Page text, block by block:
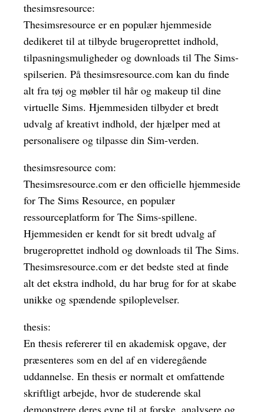
thesimsresource:
Thesimsresource er en populær hjemmeside
dedikeret til at tilbyde brugeroprettet indhold,
tilpasningsmuligheder og downloads til The Sims-
spilserien. På thesimsresource.com kan du finde
alt fra tøj og møbler til hår og makeup til dine
virtuelle Sims. Hjemmesiden tilbyder et bredt
udvalg af kreativt indhold, der hjælper med at
personalisere og tilpasse din Sim-verden.
thesimsresource com:
Thesimsresource.com er den officielle hjemmeside
for The Sims Resource, en populær
ressourceplatform for The Sims-spillene.
Hjemmesiden er kendt for sit bredt udvalg af
brugeroprettet indhold og downloads til The Sims.
Thesimsresource.com er det bedste sted at finde
alt det ekstra indhold, du har brug for for at skabe
unikke og spændende spiloplevelser.
thesis:
En thesis refererer til en akademisk opgave, der
præsenteres som en del af en videregående
uddannelse. En thesis er normalt et omfattende
skriftligt arbejde, hvor de studerende skal
demonstrere deres evne til at forske, analysere og